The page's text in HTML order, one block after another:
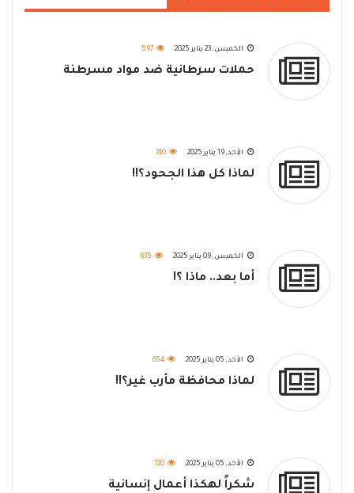
الخميس, 23 يناير 2025 597
حملات سرطانية ضد مواد مسرطنة
الأحد, 19 يناير 2025 740
لماذا كل هذا الجحود؟!!
الخميس, 09 يناير 2025 635
أما بعد.. ماذا ؟!
الأحد, 05 يناير 2025 654
لماذا محافظة مأرب غير؟!!
الأحد, 05 يناير 2025 720
شكراً لهكذا أعمال إنسانية